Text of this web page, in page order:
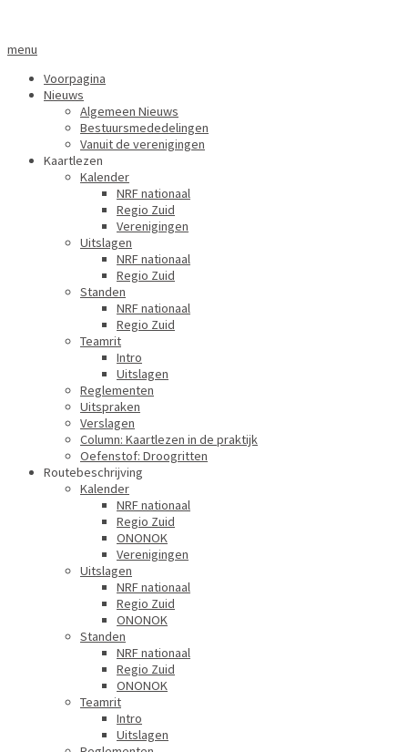
menu
Voorpagina
Nieuws
Algemeen Nieuws
Bestuursmededelingen
Vanuit de verenigingen
Kaartlezen
Kalender
NRF nationaal
Regio Zuid
Verenigingen
Uitslagen
NRF nationaal
Regio Zuid
Standen
NRF nationaal
Regio Zuid
Teamrit
Intro
Uitslagen
Reglementen
Uitspraken
Verslagen
Column: Kaartlezen in de praktijk
Oefenstof: Droogritten
Routebeschrijving
Kalender
NRF nationaal
Regio Zuid
ONONOK
Verenigingen
Uitslagen
NRF nationaal
Regio Zuid
ONONOK
Standen
NRF nationaal
Regio Zuid
ONONOK
Teamrit
Intro
Uitslagen